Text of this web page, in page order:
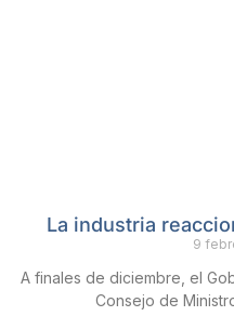
La industria
9
A finales de diciembre, el
Consejo de